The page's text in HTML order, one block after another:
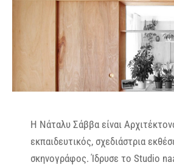
Η Νάταλυ Σάββα είναι
εκπαιδευτικός, σχεδιάστρια
σκηνογράφος. Ίδρυσε το Studio